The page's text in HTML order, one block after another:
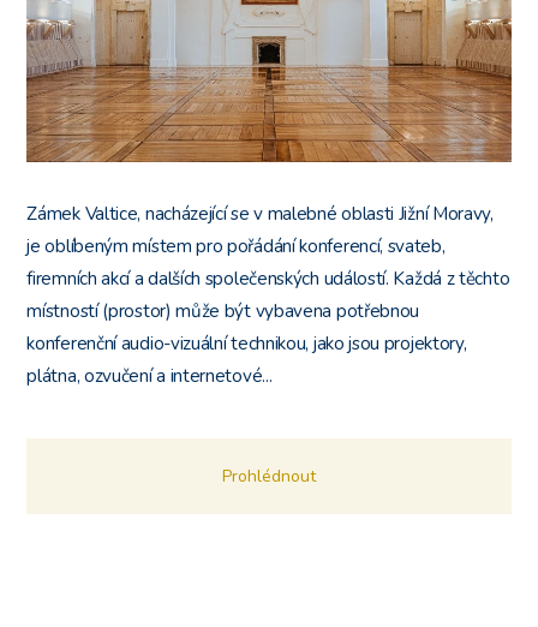
Zámek Valtice, nacházející se v malebné oblasti Jižní Moravy,
je oblíbeným místem pro pořádání konferencí, svateb,
firemních akcí a dalších společenských událostí. Každá z těchto
místností (prostor) může být vybavena potřebnou
konferenční audio-vizuální technikou, jako jsou projektory,
plátna, ozvučení a internetové...
Prohlédnout